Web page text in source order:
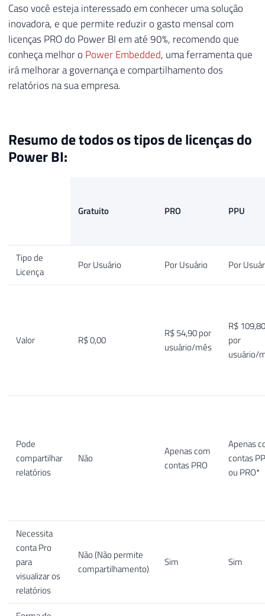
Caso você esteja interessado em conhecer uma solução
inovadora, e que permite reduzir o gasto mensal com
licenças PRO do Power BI em até 90%, recomendo que
conheça melhor o Power Embedded, uma ferramenta que
irá melhorar a governança e compartilhamento dos
relatórios na sua empresa.
Resumo de todos os tipos de licenças do
Power BI:
Gratuito PRO PPU
Tipo de
Licença
Por Usuário Por Usuário Por
Valor R$ 0,00
R$ 54,90 por
usuário/mês
R$ 109,80
por
usuário/
Pode
compartilhar
relatórios
Não
Apenas com
contas PRO
Apenas
contas
ou PRO*
Necessita
conta Pro
para
visualizar os
relatórios
Não (Não permite
compartilhamento)
Sim Sim